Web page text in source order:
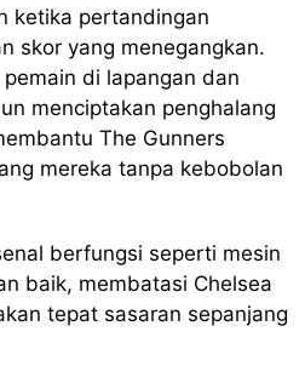
ketika pertandingan
skor yang menegangkan.
di lapangan dan
menciptakan penghalang
The Gunners
mereka tanpa kebobolan
berfungsi seperti mesin
baik, membatasi Chelsea
tepat sasaran sepanjang